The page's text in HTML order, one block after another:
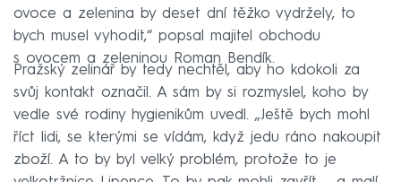
ovoce a zelenina by deset dní těžko vydržely, to
bych musel vyhodit,“ popsal majitel obchodu
s ovocem a zeleninou Roman Bendík.
Pražský zelinář by tedy nechtěl, aby ho kdokoli za
svůj kontakt označil. A sám by si rozmyslel, koho by
vedle své rodiny hygienikům uvedl. „Ještě bych mohl
říct lidi, se kterými se vídám, když jedu ráno nakoupit
zboží. A to by byl velký problém, protože to je